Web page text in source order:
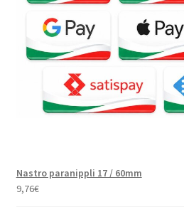
Nastro paranippli 17 / 60mm
9,76€